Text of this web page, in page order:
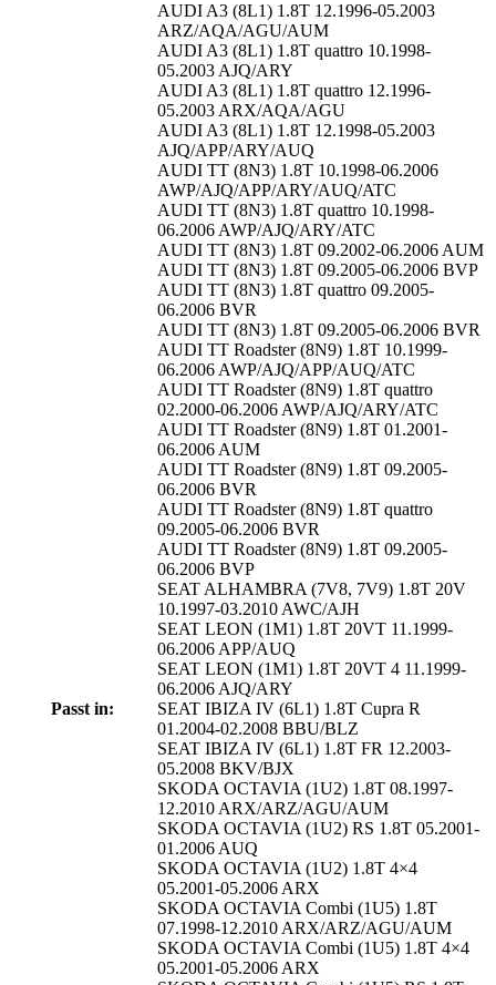
Passt in:
AUDI A3 (8L1) 1.8T 12.1996-05.2003
ARZ/AQA/AGU/AUM
AUDI A3 (8L1) 1.8T quattro 10.1998-
05.2003 AJQ/ARY
AUDI A3 (8L1) 1.8T quattro 12.1996-
05.2003 ARX/AQA/AGU
AUDI A3 (8L1) 1.8T 12.1998-05.2003
AJQ/APP/ARY/AUQ
AUDI TT (8N3) 1.8T 10.1998-06.2006
AWP/AJQ/APP/ARY/AUQ/ATC
AUDI TT (8N3) 1.8T quattro 10.1998-
06.2006 AWP/AJQ/ARY/ATC
AUDI TT (8N3) 1.8T 09.2002-06.2006 AUM
AUDI TT (8N3) 1.8T 09.2005-06.2006 BVP
AUDI TT (8N3) 1.8T quattro 09.2005-
06.2006 BVR
AUDI TT (8N3) 1.8T 09.2005-06.2006 BVR
AUDI TT Roadster (8N9) 1.8T 10.1999-
06.2006 AWP/AJQ/APP/AUQ/ATC
AUDI TT Roadster (8N9) 1.8T quattro
02.2000-06.2006 AWP/AJQ/ARY/ATC
AUDI TT Roadster (8N9) 1.8T 01.2001-
06.2006 AUM
AUDI TT Roadster (8N9) 1.8T 09.2005-
06.2006 BVR
AUDI TT Roadster (8N9) 1.8T quattro
09.2005-06.2006 BVR
AUDI TT Roadster (8N9) 1.8T 09.2005-
06.2006 BVP
SEAT ALHAMBRA (7V8, 7V9) 1.8T 20V
10.1997-03.2010 AWC/AJH
SEAT LEON (1M1) 1.8T 20VT 11.1999-
06.2006 APP/AUQ
SEAT LEON (1M1) 1.8T 20VT 4 11.1999-
06.2006 AJQ/ARY
SEAT IBIZA IV (6L1) 1.8T Cupra R
01.2004-02.2008 BBU/BLZ
SEAT IBIZA IV (6L1) 1.8T FR 12.2003-
05.2008 BKV/BJX
SKODA OCTAVIA (1U2) 1.8T 08.1997-
12.2010 ARX/ARZ/AGU/AUM
SKODA OCTAVIA (1U2) RS 1.8T 05.2001-
01.2006 AUQ
SKODA OCTAVIA (1U2) 1.8T 4×4
05.2001-05.2006 ARX
SKODA OCTAVIA Combi (1U5) 1.8T
07.1998-12.2010 ARX/ARZ/AGU/AUM
SKODA OCTAVIA Combi (1U5) 1.8T 4×4
05.2001-05.2006 ARX